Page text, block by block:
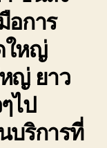
อการ
ใหญ่
ญ่ ยาว
ไป
บริการที่